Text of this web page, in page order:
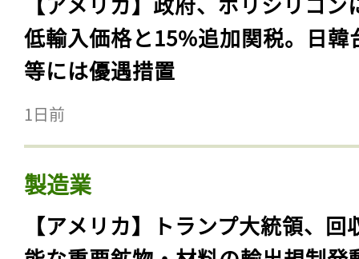
低輸入価格と15%追加関税。日韓
等には優遇措置
1日前
製造業
【アメリカ】トランプ大統領、回